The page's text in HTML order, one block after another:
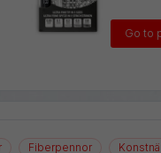
Go to
Fiberpennor